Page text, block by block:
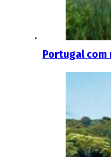
Portugal com